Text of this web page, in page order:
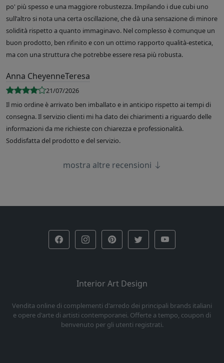
po' più spesso e una maggiore robustezza. Impilando i due cubi uno
sull'altro si nota una certa oscillazione, che dà una sensazione di minore
solidità rispetto a quanto immaginavo. Nel complesso è comunque un
buon prodotto, ben rifinito e con un ottimo rapporto qualità-estetica,
ma con una struttura che potrebbe essere resa più robusta.
Anna CheyenneTeresa
21/07/2026
Il mio ordine è arrivato ben imballato e in anticipo rispetto ai tempi di
consegna. Il servizio clienti mi ha dato dei chiarimenti a riguardo delle
informazioni da me richieste con chiarezza e professionalità.
Soddisfatta del prodotto e del servizio.
mostra altre recensioni
Interior Art Design
Vendita online di complementi d'arredo dei principali brands italiani
e opere d'arte di artisti contemporanei. Offerte a tempo, coupon di
benvenuto per gli utenti registrati.